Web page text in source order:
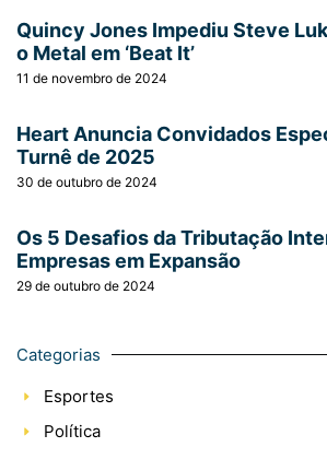
Quincy Jones Impediu Steve
o Metal em ‘Beat It’
11 de novembro de 2024
Heart Anuncia Convidados
Turnê de 2025
30 de outubro de 2024
Os 5 Desafios da Tributação
Empresas em Expansão
29 de outubro de 2024
Categorias
Esportes
Política